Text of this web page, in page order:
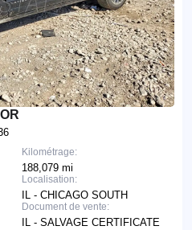
Kilométrage:
188,079 mi
Localisation:
IL - CHICAGO SOUTH
Document de vente:
IL - SALVAGE CERTIFICATE